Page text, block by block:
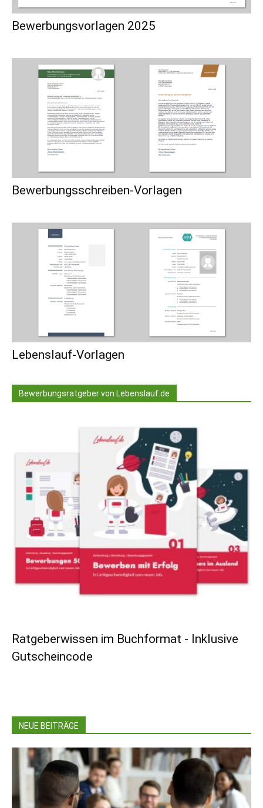
Bewerbungsvorlagen 2025
Bewerbungsschreiben-Vorlagen
Lebenslauf-Vorlagen
Bewerbungsratgeber von Lebenslauf.de
Ratgeberwissen im Buchformat - Inklusive
Gutscheincode
NEUE BEITRÄGE